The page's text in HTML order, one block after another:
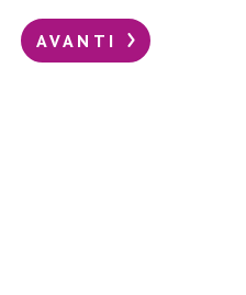
AVANTI